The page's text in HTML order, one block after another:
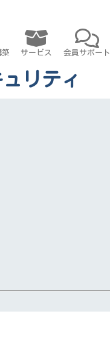
築 サービス 会員サポート
リティ